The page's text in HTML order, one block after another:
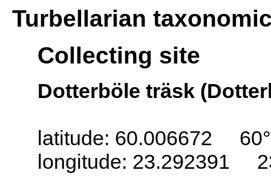
Turbellarian
Collecting site
Dotterböle träsk
latitude: 60.006672
longitude: 23.292391